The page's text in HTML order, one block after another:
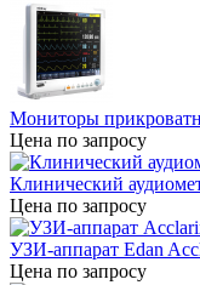
Мониторы
Цена по запросу
Клинический
Цена по запросу
УЗИ-аппарат Edan
Цена по запросу